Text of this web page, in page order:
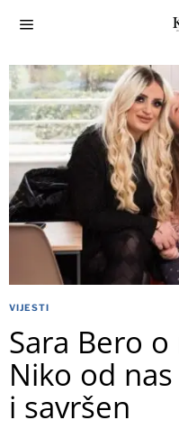
VIJESTI
Sara Bero
Niko od
i savršen